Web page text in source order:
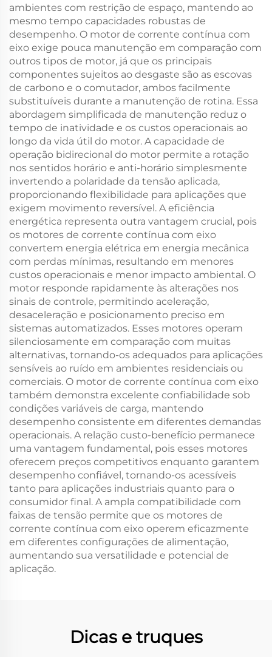
ambientes com restrição de espaço, mantendo ao
mesmo tempo capacidades robustas de
desempenho. O motor de corrente contínua com
eixo exige pouca manutenção em comparação com
outros tipos de motor, já que os principais
componentes sujeitos ao desgaste são as escovas
de carbono e o comutador, ambos facilmente
substituíveis durante a manutenção de rotina. Essa
abordagem simplificada de manutenção reduz o
tempo de inatividade e os custos operacionais ao
longo da vida útil do motor. A capacidade de
operação bidirecional do motor permite a rotação
nos sentidos horário e anti-horário simplesmente
invertendo a polaridade da tensão aplicada,
proporcionando flexibilidade para aplicações que
exigem movimento reversível. A eficiência
energética representa outra vantagem crucial, pois
os motores de corrente contínua com eixo
convertem energia elétrica em energia mecânica
com perdas mínimas, resultando em menores
custos operacionais e menor impacto ambiental. O
motor responde rapidamente às alterações nos
sinais de controle, permitindo aceleração,
desaceleração e posicionamento preciso em
sistemas automatizados. Esses motores operam
silenciosamente em comparação com muitas
alternativas, tornando-os adequados para aplicações
sensíveis ao ruído em ambientes residenciais ou
comerciais. O motor de corrente contínua com eixo
também demonstra excelente confiabilidade sob
condições variáveis de carga, mantendo
desempenho consistente em diferentes demandas
operacionais. A relação custo-benefício permanece
uma vantagem fundamental, pois esses motores
oferecem preços competitivos enquanto garantem
desempenho confiável, tornando-os acessíveis
tanto para aplicações industriais quanto para o
consumidor final. A ampla compatibilidade com
faixas de tensão permite que os motores de
corrente contínua com eixo operem eficazmente
em diferentes configurações de alimentação,
aumentando sua versatilidade e potencial de
aplicação.
Dicas e truques